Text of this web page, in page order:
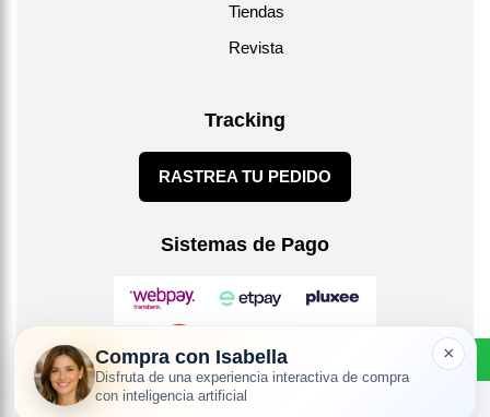
Tiendas
Revista
Tracking
RASTREA TU PEDIDO
Sistemas de Pago